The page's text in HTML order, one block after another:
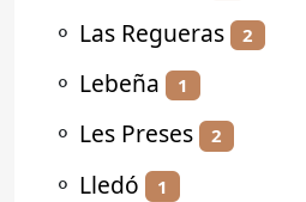
⚬ Las Regueras 2
⚬ Lebeña 1
⚬ Les Preses 2
⚬ Lledó 1